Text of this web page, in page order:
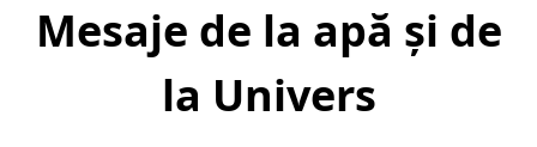
Mesaje de la apă și de
la Univers